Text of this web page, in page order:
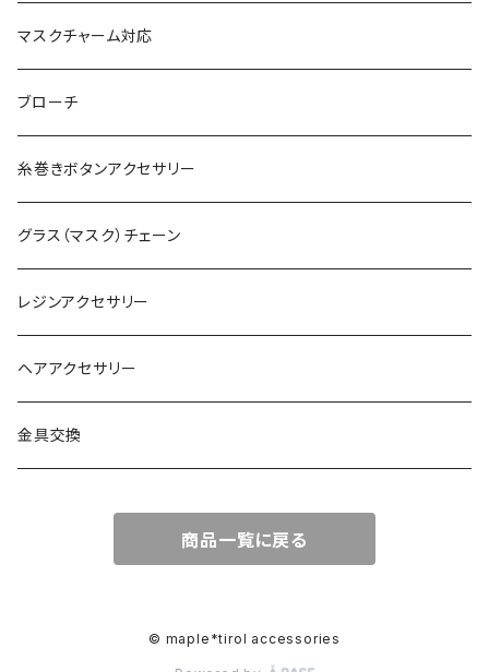
マスクチャーム対応
ブローチ
糸巻きボタンアクセサリー
グラス（マスク）チェーン
レジンアクセサリー
ヘアアクセサリー
金具交換
商品一覧に戻る
© maple*tirol accessories